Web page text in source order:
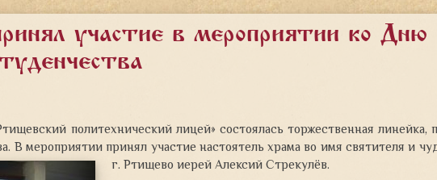
участие в мероприятии ко Дню
политехнический лицей» состоялась торжественная
В мероприятии принял участие настоятель храма во имя святителя и
г. Ртищево иерей Алексий Стрекулёв.